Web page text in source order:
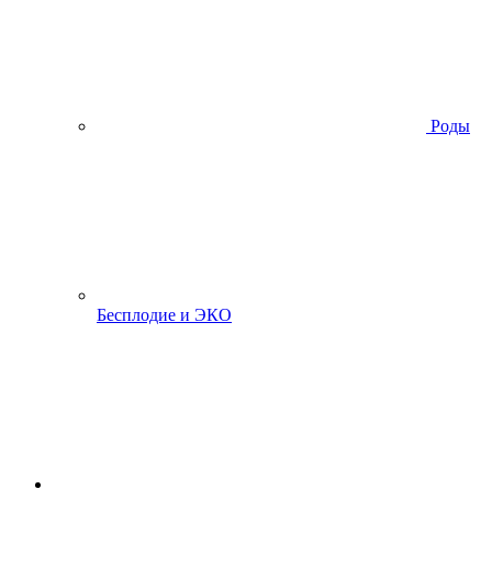
Роды
Бесплодие и ЭКО